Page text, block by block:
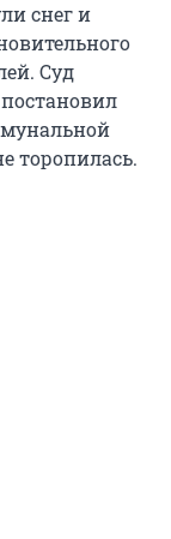
снег и
Суд
торопилась.